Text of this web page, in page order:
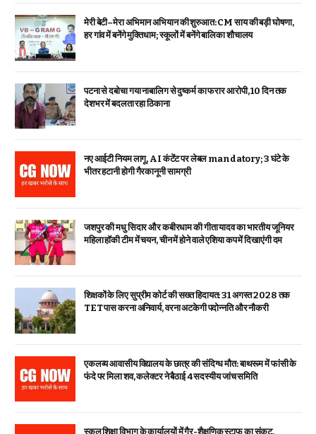
मेरी बेटी–मेरा अभिमान अभियान की शुरुआत: CM साय की बड़ी घोषणा,
हर गांव में बनेंगे मुक्तिधाम; स्कूलों में बनेंगे बालिका शौचालय
पटना से दबोचा गया नाबालिग से दुष्कर्म का फरार आरोपी, 10 दिन तक
देशभर में बदलता रहा ठिकाना
नए आईटी नियम लागू, AI कंटेंट पर लेबल mandatory; 3 घंटे के
भीतर हटानी होगी गैरकानूनी सामग्री
जशपुर की मधु सिदार और कबीरधाम की गीता यादव का भारतीय जूनियर
महिला हॉकी टीम में चयन, चीन में होने वाले एशिया कप में दिखाएंगी दम
शिक्षकों के लिए सुप्रीम कोर्ट की सख्त हिदायत: 31 अगस्त 2028 तक
TET पास करना अनिवार्य, वरना अटकेगी पदोन्नति और नौकरी
एकलव्य आवासीय विद्यालय के छात्र की संदिग्ध मौत: बाथरूम में फांसी के
फंदे पर मिला शव, कलेक्टर ने बैठाई 4 सदस्यीय जांच समिति
स्कूल शिक्षा विभाग के कार्यालयों में गैर-शैक्षणिक स्टाफ का संकट,